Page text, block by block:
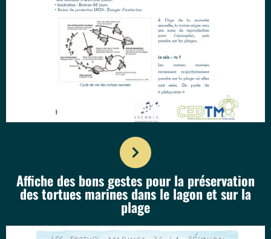
Affiche des bons gestes pour la préservation
des tortues marines dans le lagon et sur la
plage